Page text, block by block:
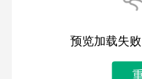
预览加载失